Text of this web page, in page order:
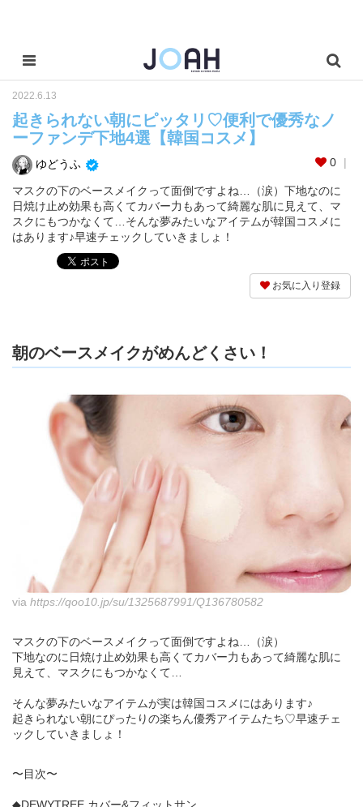
2022.6.13
起きられない朝にピッタリ♡便利で優秀なノ
ーファンデ下地4選【韓国コスメ】
ゆどうふ 0
マスクの下のベースメイクって面倒ですよね…（涙）下地なのに
日焼け止め効果も高くてカバー力もあって綺麗な肌に見えて、マ
スクにもつかなくて…そんな夢みたいなアイテムが韓国コスメに
はあります♪早速チェックしていきましょ！
お気に入り登録
朝のベースメイクがめんどくさい！
via https://qoo10.jp/su/1325687991/Q136780582
マスクの下のベースメイクって面倒ですよね…（涙）
下地なのに日焼け止め効果も高くてカバー力もあって綺麗な肌に
見えて、マスクにもつかなくて…
そんな夢みたいなアイテムが実は韓国コスメにはあります♪
起きられない朝にぴったりの楽ちん優秀アイテムたち♡早速チェ
ックしていきましょ！
〜目次〜